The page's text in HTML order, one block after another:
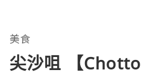
美食
尖沙咀 【